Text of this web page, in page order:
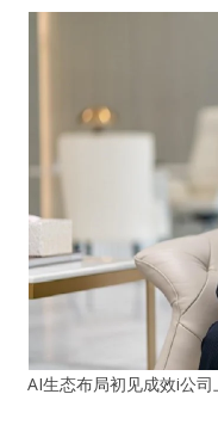
AI生态布局初见成效i公